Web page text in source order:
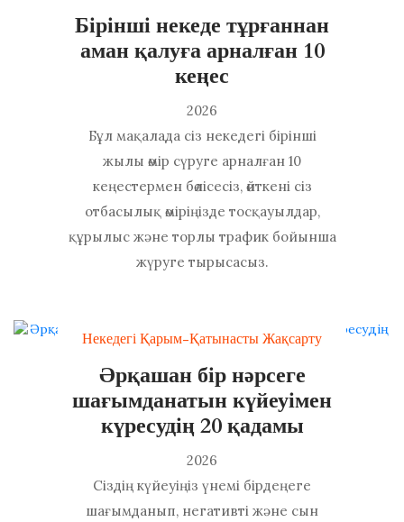
Бірінші некеде тұрғаннан
аман қалуға арналған 10
кеңес
2026
Бұл мақалада сіз некедегі бірінші
жылы өмір сүруге арналған 10
кеңестермен бөлісесіз, өйткені сіз
отбасылық өміріңізде тосқауылдар,
құрылыс және торлы трафик бойынша
жүруге тырысасыз.
Некедегі Қарым-Қатынасты Жақсарту
Әрқашан бір нәрсеге
шағымданатын күйеуімен
күресудің 20 қадамы
2026
Сіздің күйеуіңіз үнемі бірдеңеге
шағымданып, негативті және сын